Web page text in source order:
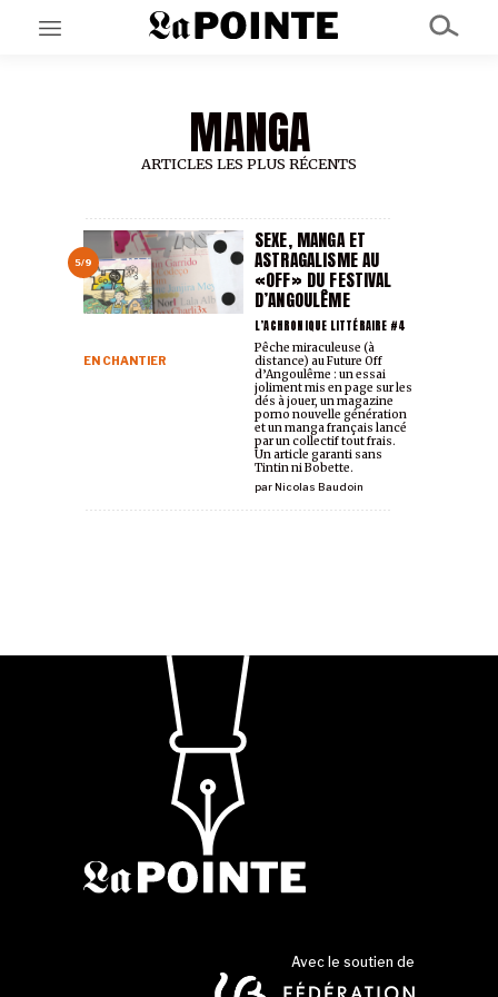
EN CE MOMENT
GRAND ANGLE
AU LARGE
À PROPOS
MANGA
ARTICLES LES PLUS RÉCENTS
5/9
SEXE, MANGA ET
ASTRAGALISME AU
«OFF» DU FESTIVAL
D’ANGOULÊME
L’ACHRONIQUE LITTÉRAIRE #4
EN CHANTIER
parNicolas Baudoin
Pêche miraculeuse (à
distance) au Future Off
d’Angoulême : un essai
joliment mis en page sur les
dés à jouer, un magazine
porno nouvelle génération
et un manga français lancé
par un collectif tout frais.
Un article garanti sans
Tintin ni Bobette.
Avec le soutien de